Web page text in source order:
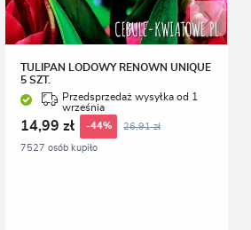
TULIPAN LODOWY RENOWN UNIQUE
5 SZT.
Przedsprzedaż wysyłka od 1
września
14,99 zł -44% 26,91 zł
7527 osób kupiło